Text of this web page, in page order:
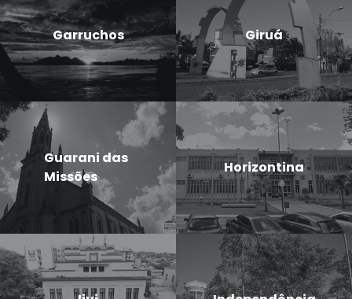
Garruchos Giruá
Guarani das
Missões
Horizontina